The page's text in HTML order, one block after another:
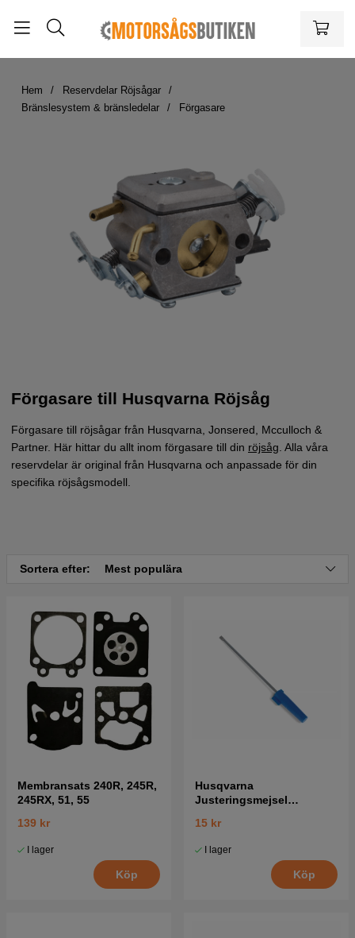
Hem
Reservdelar Röjsågar
Bränslesystem & bränsledelar
Förgasare
Förgasare till Husqvarna Röjsåg
Förgasare till röjsågar från Husqvarna, Jonsered, Mcculloch &
Partner. Här hittar du allt inom förgasare till din röjsåg. Alla våra
reservdelar är original från Husqvarna och anpassade för din
specifika röjsågsmodell.
Sortera efter: Mest populära
Membransats 240R, 245R,
245RX, 51, 55
139 kr
I lager
Köp
Husqvarna
Justeringsmejsel
15 kr
I lager
Köp